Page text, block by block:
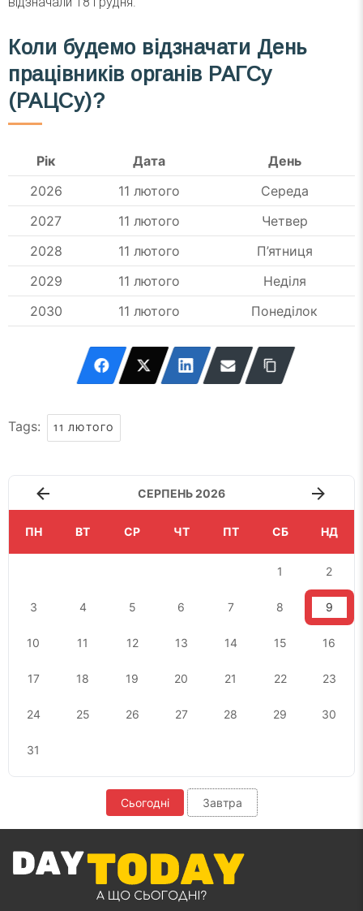
Коли будемо відзначати День
працівників органів РАГСу
(РАЦСу)?
Рік Дата
День
2026
11 лютого
Середа
2027
11 лютого
Четвер
2028
11 лютого
П’ятниця
2029
11 лютого
Неділя
2030
11 лютого Понеділок
Tags: 11 ЛЮТОГО
СЕРПЕНЬ 2026
ПН ВТ СР ЧТ ПТ СБ НД
1 2
3 4 5 6 7 8 9
10 11 12 13 14 15 16
17 18 19 20 21 22 23
24 25 26 27 28 29 30
31
Сьогодні Завтра